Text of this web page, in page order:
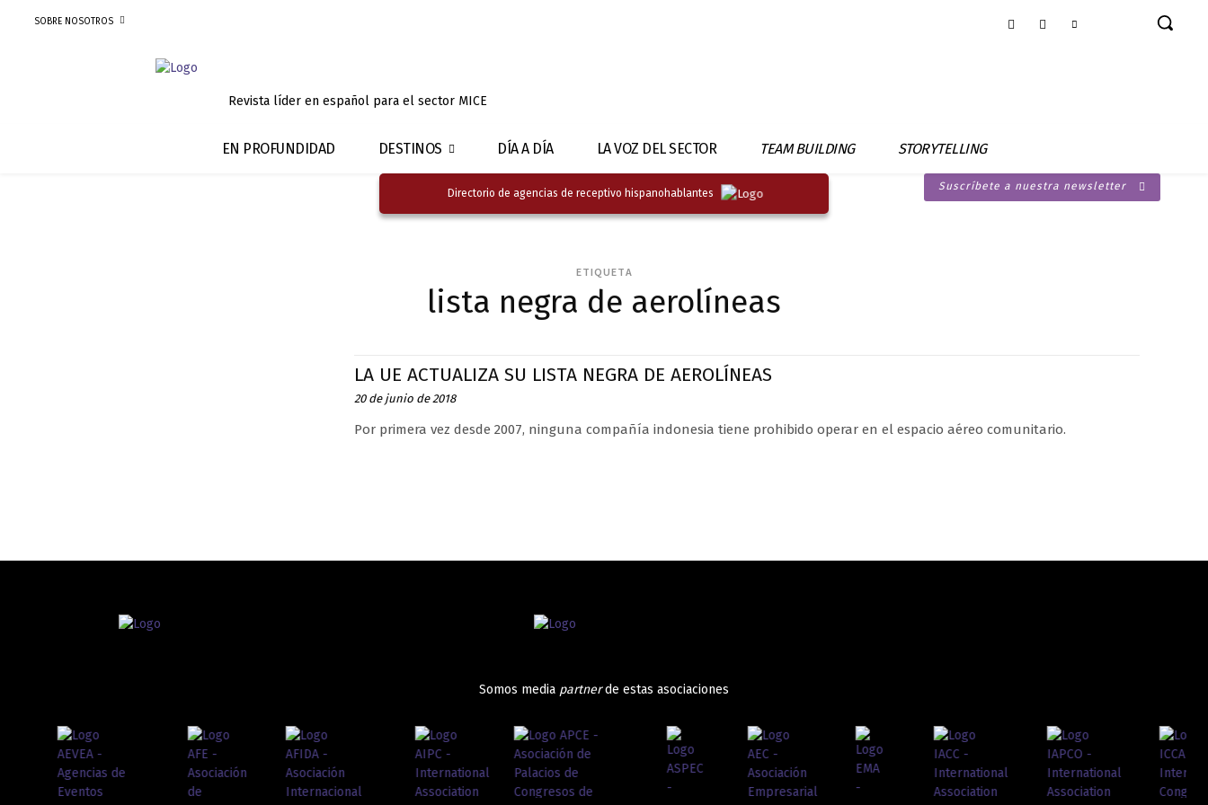
SOBRE NOSOTROS
Revista líder en español para el sector MICE
EN PROFUNDIDAD DESTINOS DÍA A DÍA LA VOZ DEL SECTOR TEAM BUILDING STORYTELLING
Directorio de agencias de receptivo hispanohablantes
Suscríbete a nuestra newsletter
ETIQUETA
lista negra de aerolíneas
LA UE ACTUALIZA SU LISTA NEGRA DE AEROLÍNEAS
20 de junio de 2018
Por primera vez desde 2007, ninguna compañía indonesia tiene prohibido operar en el espacio aéreo comunitario.
Somos media partnerde estas asociaciones